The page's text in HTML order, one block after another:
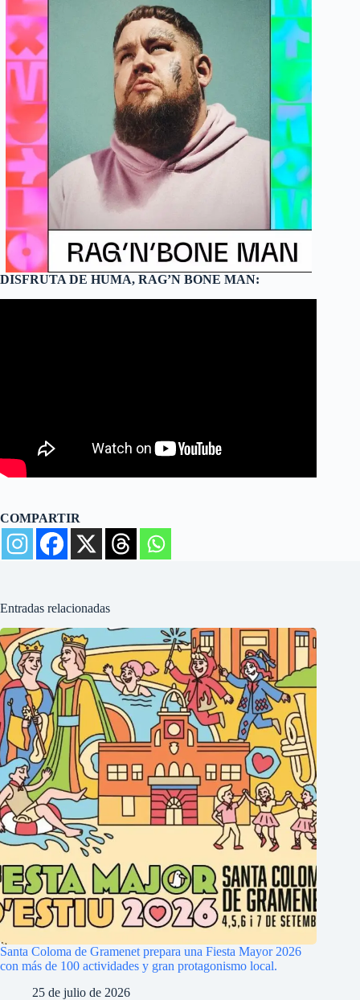
DISFRUTA DE HUMA, RAG’N BONE MAN:
COMPARTIR
Entradas relacionadas
Santa Coloma de Gramenet prepara una Fiesta Mayor 2026
con más de 100 actividades y gran protagonismo local.
25 de julio de 2026